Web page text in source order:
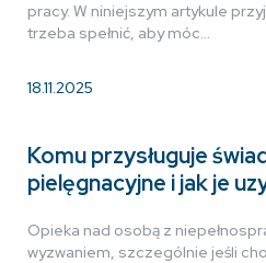
pracy. W niniejszym artykule
trzeba spełnić, aby móc…
18.11.2025
Komu przysługuje
pielęgnacyjne i jak je
Opieka nad osobą z
wyzwaniem, szczególnie jeśli